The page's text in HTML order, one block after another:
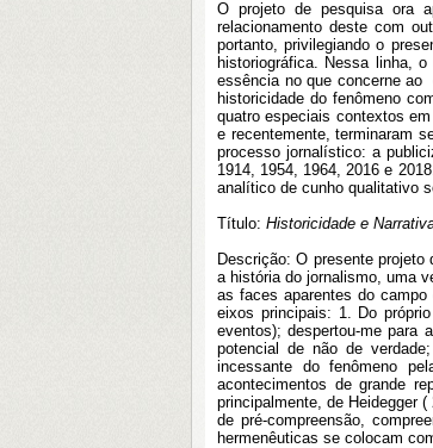
O projeto de pesquisa ora
relacionamento deste com
portanto, privilegiando o
historiográfica. Nessa linha,
essência no que concerne ao
historicidade do fenômeno
quatro especiais contextos
e recentemente, terminaram
processo jornalístico: a
1914, 1954, 1964, 2016 e
analítico de cunho qualitativo
Título: Historicidade e
Descrição: O presente
a história do jornalismo, uma
as faces aparentes do
eixos principais: 1. Do
eventos); despertou-me para
potencial de não de
incessante do fenômeno
acontecimentos de grande
principalmente, de Heidegger
de pré-compreensão,
hermenêuticas se colocam